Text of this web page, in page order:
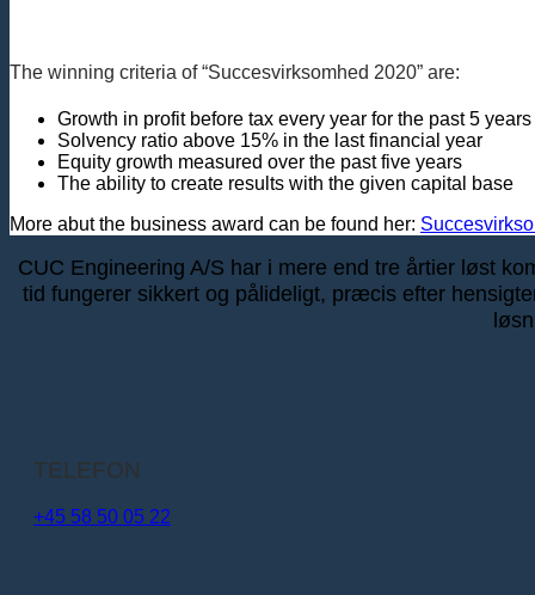
The winning criteria of “Succesvirksomhed 2020” are:
Growth in profit before tax every year for the past 5 years
Solvency ratio above 15% in the last financial year
Equity growth measured over the past five years
The ability to create results with the given capital base
More abut the business award can be found her:
CUC Engineering A/S har i mere end tre årtier løst
tid fungerer sikkert og pålideligt, præcis efter
TELEFON
+45 58 50 05 22